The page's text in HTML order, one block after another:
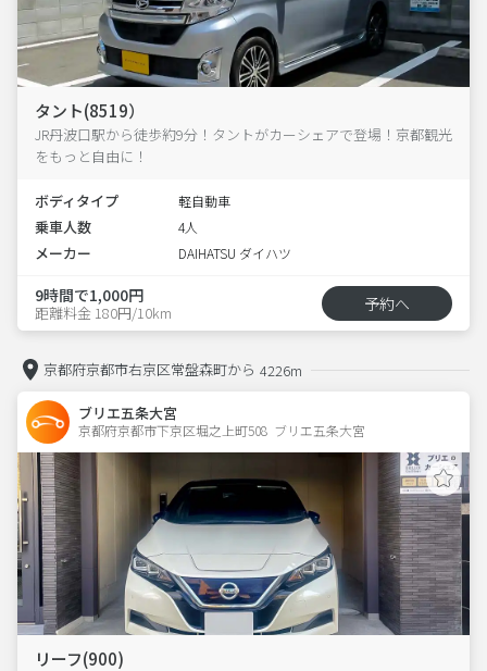
タント(8519）
JR丹波口駅から徒歩約9分！タントがカーシェアで登場！京都観光
をもっと自由に！
ボディタイプ 軽自動車
乗車人数 4人
メーカー DAIHATSU ダイハツ
9時間で1,000円
距離料金 180円/10km 予約へ
京都府京都市右京区常盤森町から 4226m
ブリエ五条大宮
京都府京都市下京区堀之上町508  ブリエ五条大宮
リーフ(900)